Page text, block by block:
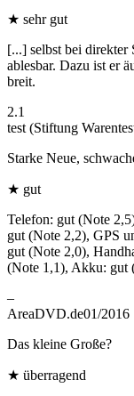
★ sehr gut
[...] selbst bei direkter
ablesbar. Dazu ist er
breit.
2.1
test (Stiftung
Starke Neue,
★ gut
Telefon: gut (Note
gut (Note 2,2), GPS
gut (Note 2,0),
(Note 1,1), Akku: gut
–
AreaDVD.de01/2016
Das kleine Große?
★ überragend